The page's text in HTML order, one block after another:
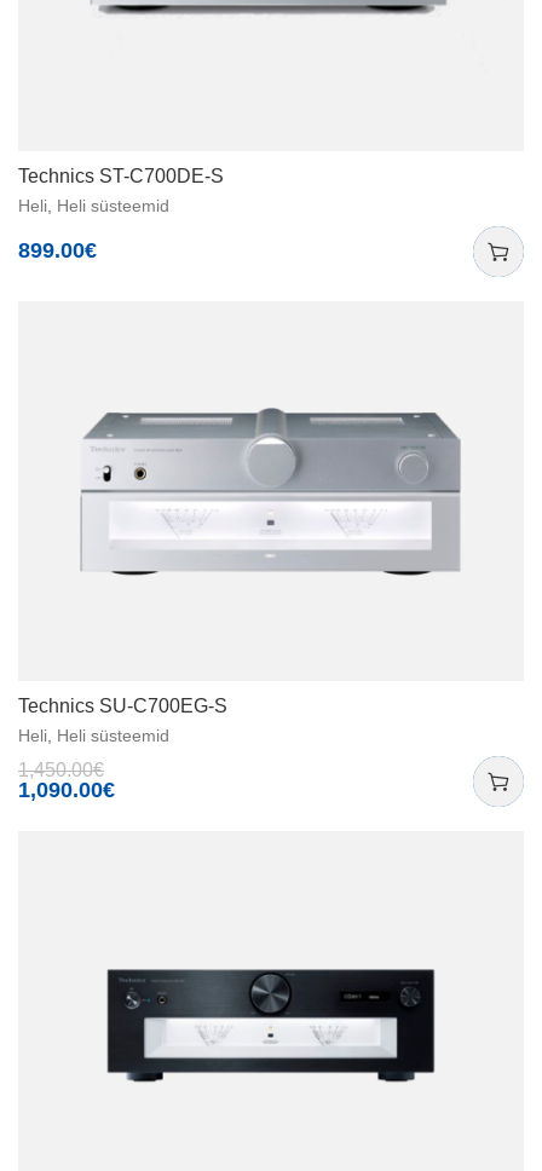
Technics ST-C700DE-S
Heli, Heli süsteemid
899.00€
Technics SU-C700EG-S
Heli, Heli süsteemid
1,450.00€
1,090.00€